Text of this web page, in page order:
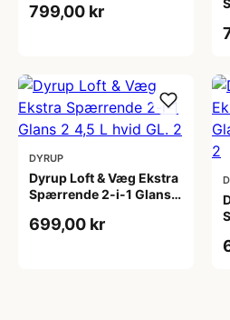
799,00 kr
DYRUP
Dyrup Loft & Væg Ekstra
Spærrende 2-i-1 Glans 2
699,00 kr